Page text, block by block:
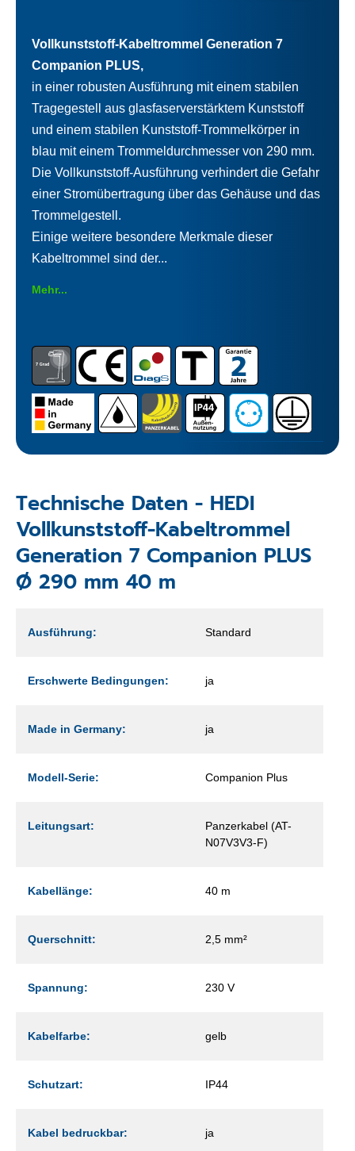
Vollkunststoff-Kabeltrommel Generation 7
Companion PLUS,
in einer robusten Ausführung mit einem stabilen
Tragegestell aus glasfaserverstärktem Kunststoff
und einem stabilen Kunststoff-Trommelkörper in
blau mit einem Trommeldurchmesser von 290 mm.
Die Vollkunststoff-Ausführung verhindert die Gefahr
einer Stromübertragung über das Gehäuse und das
Trommelgestell.
Einige weitere besondere Merkmale dieser
Kabeltrommel sind der...
Mehr...
Technische Daten - HEDI
Vollkunststoff-Kabeltrommel
Generation 7 Companion PLUS
Ø 290 mm 40 m
Ausführung: Standard
Erschwerte Bedingungen: ja
Made in Germany: ja
Modell-Serie: Companion Plus
Leitungsart:
Panzerkabel (AT-
N07V3V3-F)
Kabellänge: 40 m
Querschnitt: 2,5 mm²
Spannung: 230 V
Kabelfarbe: gelb
Schutzart: IP44
Kabel bedruckbar: ja